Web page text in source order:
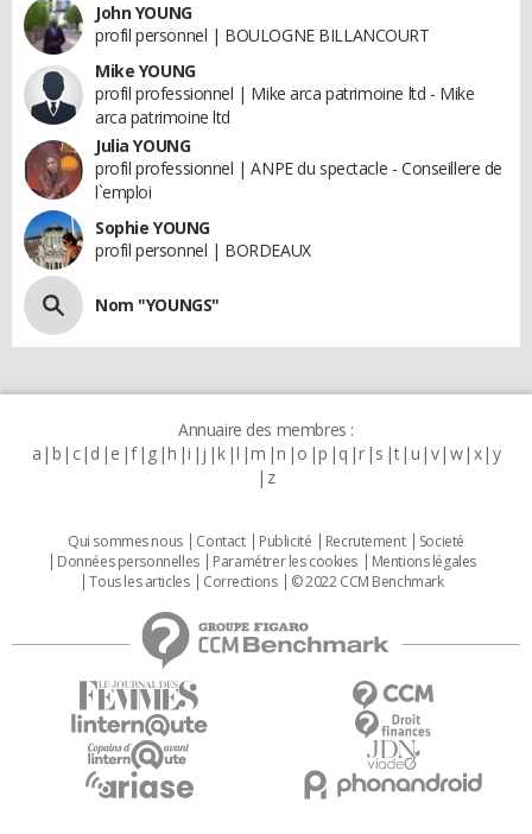
John YOUNG
profil personnel | BOULOGNE BILLANCOURT
Mike YOUNG
profil professionnel | Mike arca patrimoine ltd - Mike
arca patrimoine ltd
Julia YOUNG
profil professionnel | ANPE du spectacle - Conseillere de
l`emploi
Sophie YOUNG
profil personnel | BORDEAUX
Nom "YOUNGS"
Annuaire des membres :
a b c d e f g h i j k l m n o p q r s t u v w x y
z
Qui sommes nous Contact Publicité Recrutement
Societé
Données personnelles
Paramétrer les cookies
Mentions légales
Tous les articles
Corrections © 2022 CCM Benchmark